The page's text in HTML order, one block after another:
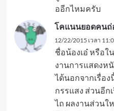
ออีกไหมครับ
โคแนนยอดคนถ่
12/22/2015 เวลา
ชื่อน้องเอ๋ หรือใ
งานการแสดงห
ได้นอกจากเรื่อ
กรรแสง ส่วนอีก
ไถ ผลงานส่วนใ